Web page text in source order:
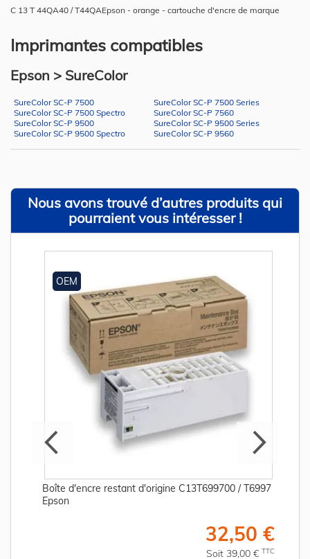
C 13 T 44QA40 / T44QAEpson - orange - cartouche d'encre de marque
Imprimantes compatibles
Epson > SureColor
SureColor SC-P 7500
SureColor SC-P 7500 Series
SureColor SC-P 7500 Spectro
SureColor SC-P 7560
SureColor SC-P 9500
SureColor SC-P 9500 Series
SureColor SC-P 9500 Spectro
SureColor SC-P 9560
Nous avons trouvé d’autres produits qui
pourraient vous intéresser !
OEM
Boîte d'encre restant d'origine C13T699700 / T6997
Epson
32,50 €
Soit 39,00 € TTC